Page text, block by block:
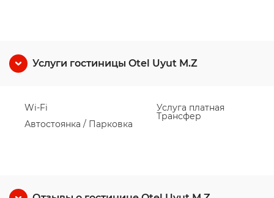
Услуги гостиницы Otel Uyut M.Z
Wi-Fi
Автостоянка / Парковка
Услуга платная
Трансфер